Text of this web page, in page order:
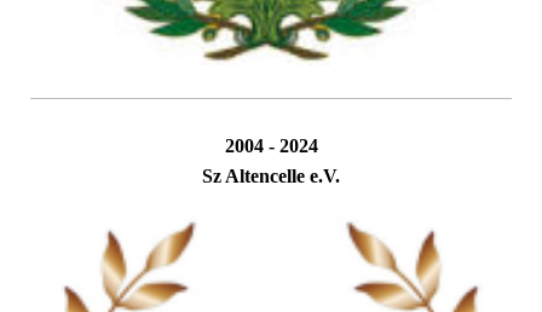
2004 - 2024
Sz Altencelle e.V.